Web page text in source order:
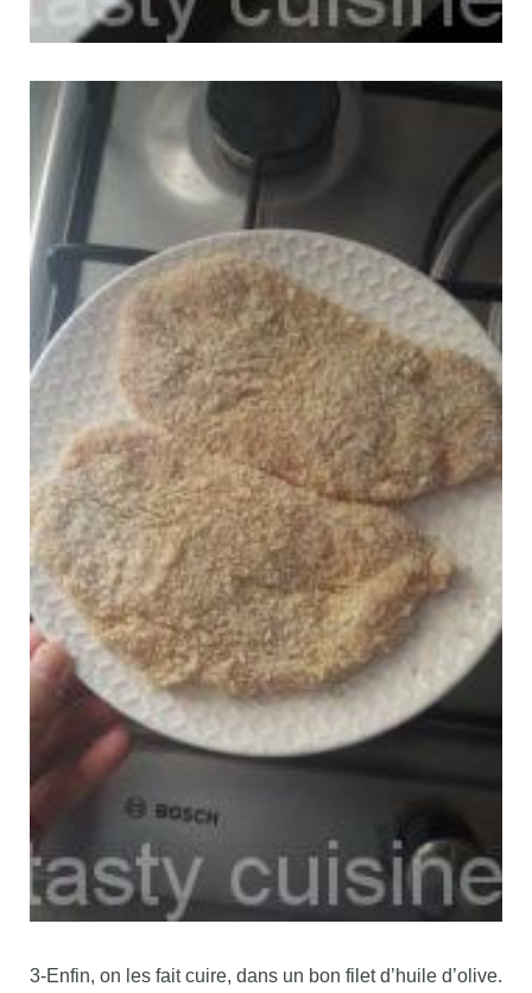
3-Enfin, on les fait cuire, dans un bon filet d’huile d’olive.